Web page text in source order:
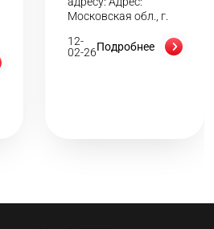
Московская обл., г.
Юбилейный, д. 30/2
12-
02-26Подробнее